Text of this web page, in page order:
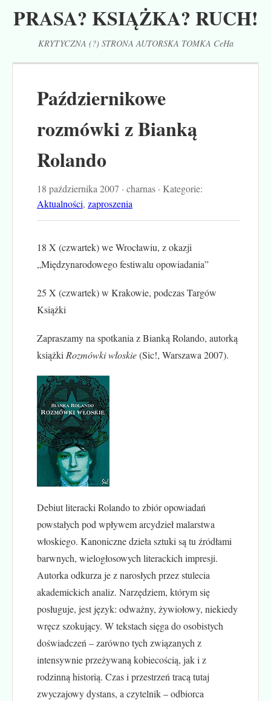
PRASA? KSIĄŻKA? RUCH!
KRYTYCZNA (?) STRONA AUTORSKA TOMKA CeHa
Październikowe
rozmówki z Bianką
Rolando
18 października 2007 · charnas · Kategorie:
Aktualności, zaproszenia
18 X (czwartek) we Wrocławiu, z okazji
„Międzynarodowego festiwalu opowiadania”
25 X (czwartek) w Krakowie, podczas Targów
Książki
Zapraszamy na spotkania z Bianką Rolando, autorką
książkiRozmówki włoskie(Sic!, Warszawa 2007).
Debiut literacki Rolando to zbiór opowiadań
powstałych pod wpływem arcydzieł malarstwa
włoskiego. Kanoniczne dzieła sztuki są tu źródłami
barwnych, wielogłosowych literackich impresji.
Autorka odkurza je z narosłych przez stulecia
akademickich analiz. Narzędziem, którym się
posługuje, jest język: odważny, żywiołowy, niekiedy
wręcz szokujący. W tekstach sięga do osobistych
doświadczeń – zarówno tych związanych z
intensywnie przeżywaną kobiecością, jak i z
rodzinną historią. Czas i przestrzeń tracą tutaj
zwyczajowy dystans, a czytelnik – odbiorca